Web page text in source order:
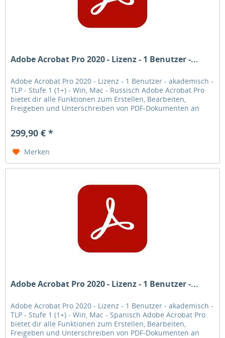
Adobe Acrobat Pro 2020 - Lizenz - 1 Benutzer -...
Adobe Acrobat Pro 2020 - Lizenz - 1 Benutzer - akademisch -
TLP - Stufe 1 (1+) - Win, Mac - Russisch Adobe Acrobat Pro
bietet dir alle Funktionen zum Erstellen, Bearbeiten,
Freigeben und Unterschreiben von PDF-Dokumenten an
299,90 € *
Merken
Adobe Acrobat Pro 2020 - Lizenz - 1 Benutzer -...
Adobe Acrobat Pro 2020 - Lizenz - 1 Benutzer - akademisch -
TLP - Stufe 1 (1+) - Win, Mac - Spanisch Adobe Acrobat Pro
bietet dir alle Funktionen zum Erstellen, Bearbeiten,
Freigeben und Unterschreiben von PDF-Dokumenten an